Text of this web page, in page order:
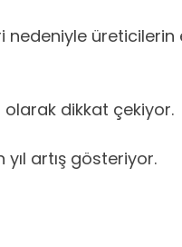
nedeniyle
dikkat çekiyor.
artış gösteriyor.